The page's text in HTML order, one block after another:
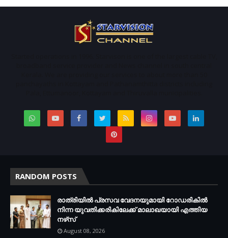
RANDOM POSTS
രാത്രിയില്‍ പ്രസവ വേദനയുമായി റോഡരികില്‍
നിന്ന യുവതിക്കരികിലേക്ക് മാലാഖയായി എത്തിയ
നഴ്‌സ്
August 08, 2026